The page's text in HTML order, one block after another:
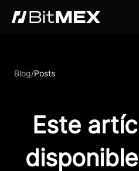
Blog/Posts
Este